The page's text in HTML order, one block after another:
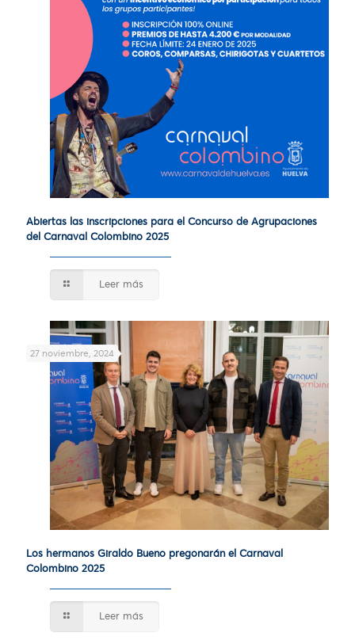
Abiertas las inscripciones para el Concurso de Agrupaciones
del Carnaval Colombino 2025
Leer más
27 noviembre, 2024
Los hermanos Giraldo Bueno pregonarán el Carnaval
Colombino 2025
Leer más